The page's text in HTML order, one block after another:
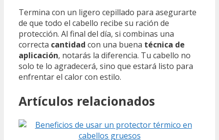
Termina con un ligero cepillado para asegurarte
de que todo el cabello recibe su ración de
protección. Al final del día, si combinas una
correcta cantidad con una buena técnica de
aplicación, notarás la diferencia. Tu cabello no
solo te lo agradecerá, sino que estará listo para
enfrentar el calor con estilo.
Artículos relacionados